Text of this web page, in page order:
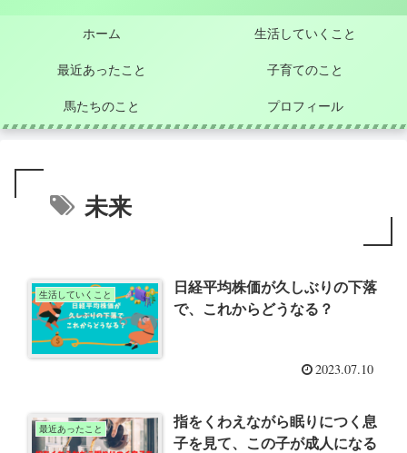
ホーム 生活していくこと
最近あったこと 子育てのこと
馬たちのこと プロフィール
未来
生活していくこと
日経平均株価が久しぶりの下落
で、これからどうなる？
2023.07.10
最近あったこと
指をくわえながら眠りにつく息
子を見て、この子が成人になる